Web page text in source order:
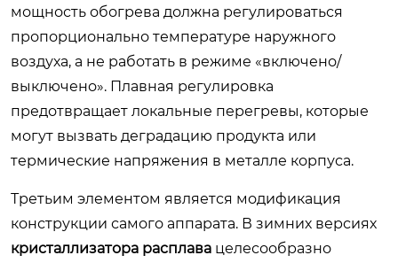
мощность обогрева должна регулироваться
пропорционально температуре наружного
воздуха, а не работать в режиме «включено/
выключено». Плавная регулировка
предотвращает локальные перегревы, которые
могут вызвать деградацию продукта или
термические напряжения в металле корпуса.
Третьим элементом является модификация
конструкции самого аппарата. В зимних версиях
кристаллизатора расплава целесообразно